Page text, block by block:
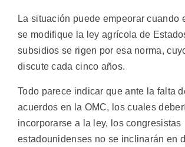
La situación puede empeorar cuando
se modifique la ley agrícola de
subsidios se rigen por esa norma,
discute cada cinco años.
Todo parece indicar que ante la falta
acuerdos en la OMC, los cuales
incorporarse a la ley, los congresistas
estadounidenses no se inclinarán en